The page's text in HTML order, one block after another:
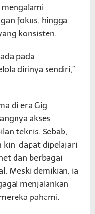
fokus, hingga
konsisten.
pada
dirinya sendiri,”
di era Gig
akses
teknis. Sebab,
kini dapat dipelajari
dan berbagai
Meski demikian, ia
menjalankan
pahami.